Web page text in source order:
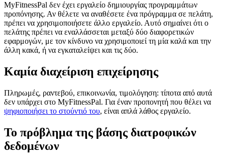
MyFitnessPal δεν έχει εργαλείο δημιουργίας προγραμμάτων
προπόνησης. Αν θέλετε να αναθέσετε ένα πρόγραμμα σε πελάτη,
πρέπει να χρησιμοποιήσετε άλλο εργαλείο. Αυτό σημαίνει ότι ο
πελάτης πρέπει να εναλλάσσεται μεταξύ δύο διαφορετικών
εφαρμογών, με τον κίνδυνο να χρησιμοποιεί τη μία καλά και την
άλλη κακά, ή να εγκαταλείψει και τις δύο.
Καμία διαχείριση επιχείρησης
Πληρωμές, ραντεβού, επικοινωνία, τιμολόγηση: τίποτα από αυτά
δεν υπάρχει στο MyFitnessPal. Για έναν προπονητή που θέλει να
ψηφιοποιήσει το στούντιό του, είναι απλά λάθος εργαλείο.
Το πρόβλημα της βάσης διατροφικών
δεδομένων